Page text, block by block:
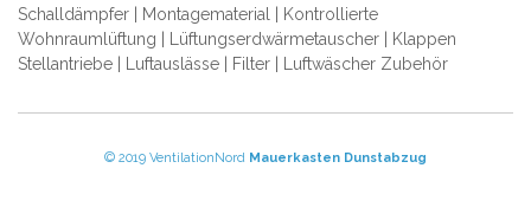
Schalldämpfer | Montagematerial | Kontrollierte
Wohnraumlüftung | Lüftungserdwärmetauscher | Klappen
Stellantriebe | Luftauslässe | Filter | Luftwäscher Zubehör
© 2019 VentilationNord Mauerkasten Dunstabzug